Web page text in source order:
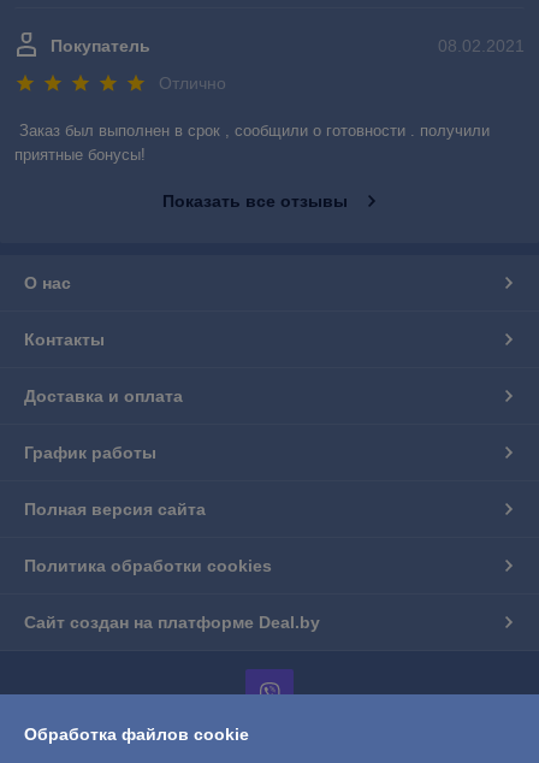
08.02.2021
Покупатель
Отлично
Заказ был выполнен в срок , сообщили о готовности . получили
приятные бонусы!
Показать все отзывы
О нас
Контакты
Доставка и оплата
График работы
Полная версия сайта
Политика обработки cookies
Сайт создан на платформе Deal.by
Обработка файлов cookie